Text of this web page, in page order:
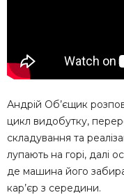
Андрій Об’єщик
цикл видобутку,
складування та
лупають на горі, далі
де машина його
кар’єр з середини.